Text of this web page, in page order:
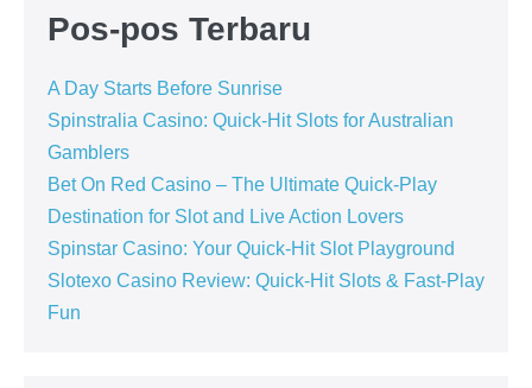
Pos-pos Terbaru
A Day Starts Before Sunrise
Spinstralia Casino: Quick‑Hit Slots for Australian
Gamblers
Bet On Red Casino – The Ultimate Quick‑Play
Destination for Slot and Live Action Lovers
Spinstar Casino: Your Quick‑Hit Slot Playground
Slotexo Casino Review: Quick‑Hit Slots & Fast‑Play
Fun